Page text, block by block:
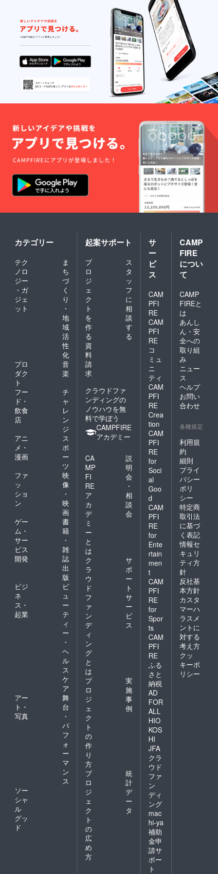
加。同アル
バムからも 5
曲の CM タ
イアップが
決まり、当
時大人気の
音楽ラジオ
「サーフ＆
ティーでア
ナウンサー
の故松宮一
彦氏に大変
気に入られ
番組の常連
アーティス
トとなる。
また、 FM
多大なる高
い評価を得
る。 これを
きっかけに
FM フジにお
いて約 2 年
半の間、川
村自らの選
曲による音
楽性の高い 1
時間番組
「HAVE A
GOOD-TIME
／毎週日曜
午前10時」
のパーソナ
リティーを
勤める。
1989年シン
グル『A-
side: ふたり
のスノーラ
ンド／B-
side: Winter
Love』神立
高原スキー
場イメージ
テーマソン
グをリリー
ス。 1990年
シングル
『A-side: 愛
しのジュリ
アス／B-
side: 羽のな
い孔雀』TBS
テレビ「ス
キーにし
て」主題歌
をリリー
ス。 2019年
にデビュー
30周年を迎
えここで新
たな決意。
昨年31年の
時を経て念
願のサード
アルバム
「MY
PRIMARY
COLORS」
を発表。シ
ティポップ
に新たな風
と世界観を
纏い話題と
なる。Apple
Musicアメリ
さい。
※また特
定の人
物を比
喩する
お名前
や公序
良俗に
反する
お名前
は掲載
をお断
りする
す、ご
注意く
ださ
い。」
迎！
★2019
年4月6
日
（土）
磯釣り
イベン
ト開催
（石廊
崎「渡
船：橋
本屋」
現地集
合） 釣
は伊豆
スタジ
オへ一
泊。宴
会バー
ベ
キュー
。 天候
不良の
翌週13
日
（土）
催。 釣
りに関
する詳
細は後
日ご連
絡しま
までの
往復移
動交通
費、渡
船代、
エサ
代、釣
行上で
の飲食
代は実
費とな
りま
す。）
※予備日
の13日
も天候
釣り自
止の場
合に
は、
テーマ
に則り
『音楽
と太陽
と食と
釣り』
を語る
会と
し、伊
豆スタ
ジオ見
学＆一
泊食事
付きご
招待、
完成CD
プレゼ
ント、
完成CD
リリー
ス記念
30周年
ライブ
へのご
招待は
予定通
り敢行
いたし
る公開
レコー
ディン
グ「一
泊朝食
付き＆
バーベ
キュー
」へご
招待
（本人
の歌入
れやゲ
スト
ティス
ト、
ミュー
ジシャ
ンによ
るレ
コー
ディン
グシー
で体感&
みんな
でバー
キュー
！）
※（現地
までの
往復移
動交通
費は自
となり
ます）
【交
通】東
京駅か
ら踊り
子号で2
時間7
分 最
寄りの
駅は伊
豆高
原、駅
からス
タジオ
までは
シーで3
歩20分
「 安全
地帯、
久保田
利伸、
バー
ビー
ボーイ
ズ、RC
サクセ
ション
など数
多くの
アー
ティス
トを輩
出した
本格的
レコー
ディン
グスタ
ジオに
コー
ディン
グシー
ンを間
近で見
ミュー
ジシャ
カテゴリー
テク
ノロ
ジー
・ガ
ジェ
ット
ま
ち
づ
く
り
・
地
域
活
性
化
プロ
ダク
ト
音
楽
フー
ド・
飲食
店
チ
ャ
レ
ン
ジ
アニ
メ・
漫画
ス
ポ
ー
ツ
ファ
ッ
ショ
ン
映
像
・
映
画
ゲー
ム・
サー
ビス
開発
書
籍
・
雑
誌
出
版
ビジ
ネ
ス・
起業
ビ
ュ
ー
テ
ィ
ー
・
ヘ
ル
ス
ケ
ア
アー
ト・
写真
舞
台
・
パ
フ
ォ
ー
マ
ン
ス
ソー
シャ
ル
グッ
ド
起案サポート
プ
ロ
ジ
ェ
ク
ト
を
作
る
ス
タ
ッ
フ
に
相
談
す
る
資
料
請
求
クラウドファ
ンディングの
ノウハウを無
料で学ぼう
CAMPFIRE
アカデミー
CA
MP
FI
RE
ア
カ
デ
ミ
ー
と
は
説
明
会
・
相
談
会
ク
ラ
ウ
ド
フ
ァ
ン
デ
ィ
ン
グ
と
は
サ
ポ
ー
ト
サ
ー
ビ
ス
プ
ロ
ジ
ェ
ク
ト
の
作
り
方
実
施
事
例
プ
ロ
ジ
ェ
ク
ト
の
広
め
方
統
計
デ
ー
タ
サ
ー
ビ
ス
CAM
PFI
RE
CAM
PFI
RE
コ
ミュ
ニ
ティ
CAM
PFI
RE
Crea
tion
CAM
PFI
RE
for
Soci
al
Goo
d
CAM
PFI
RE
for
Ente
rtain
men
t
CAM
PFI
RE
for
Spor
ts
CAM
PFI
RE
ふる
さと
納税
AD
FOR
ALL
HIO
KOS
HI
JFA
クラ
ウド
ファ
ン
ディ
ング
mac
hi-ya
補助
金申
請サ
ポー
ト
CAMP
FIRE
につい
て
CAMP
FIREと
は
あんし
ん・安
全への
取り組
み
ニュー
ス
ヘルプ
お問い
合わせ
各種規定
利用規
約
細則
プライ
バシー
ポリ
シー
特定商
取引法
に基づ
く表記
情報セ
キュリ
ティ方
針
反社基
本方針
カスタ
マーハ
ラスメ
ントに
対する
考え方
クッ
キーポ
リシー